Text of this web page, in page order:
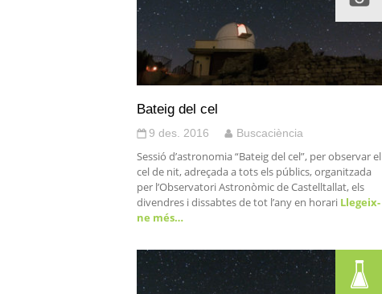
Bateig del cel
9 des. 2016 Buscaciència
Sessió d’astronomia “Bateig del cel”, per observar el
cel de nit, adreçada a tots els públics, organitzada
per l’Observatori Astronòmic de Castelltallat, els
divendres i dissabtes de tot l’any en horari Llegeix-
ne més…